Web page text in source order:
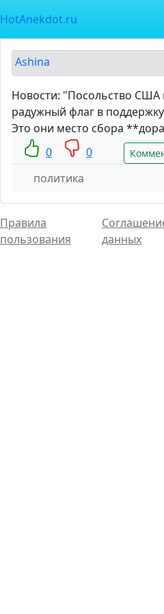
HotAnekdot.ru
Ashina
Новости: "Посольство США
радужный флаг в
Это они место сбора
0
0
политика
Правила
пользования
данных